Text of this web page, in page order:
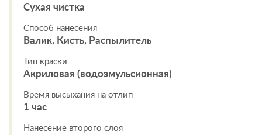
Сухая чистка
Способ нанесения
Валик, Кисть, Распылитель
Тип краски
Акриловая (водоэмульсионная)
Время высыхания на отлип
1 час
Нанесение второго слоя